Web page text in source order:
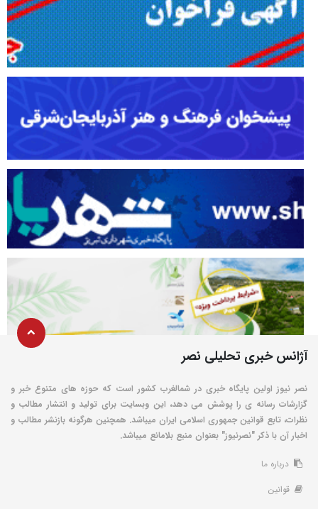
آژانس خبری تحلیلی نصر
نصر نیوز اولین پایگاه خبری در شمالغرب کشور است که حوزه های متنوع خبر و
گزارشات رسانه ی را پوشش می دهد، این وبسایت برای تولید و انتشار مطالب و
نظرات، تابع قوانین جمهوری اسلامی ایران میباشد. همچنین هرگونه بازنشر مطالب و
اخبار آن با ذکر "نصرنیوز" بعنوان منبع بلامانع میباشد.
درباره ما
قوانین